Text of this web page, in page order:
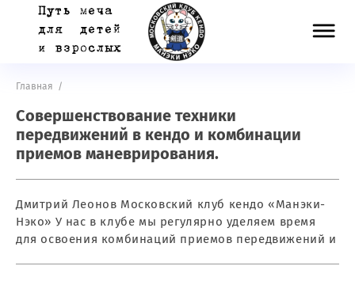
Главная /
Совершенствование техники
передвижений в кендо и комбинации
приемов маневрирования.
Дмитрий Леонов Московский клуб кендо «Манэки-
Нэко» У нас в клубе мы регулярно уделяем время
для освоения комбинаций приемов передвижений и